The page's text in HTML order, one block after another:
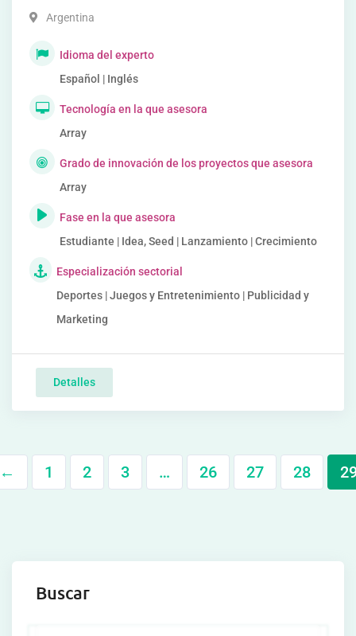
Argentina
Idioma del experto
Español | Inglés
Tecnología en la que asesora
Array
Grado de innovación de los proyectos que asesora
Array
Fase en la que asesora
Estudiante | Idea, Seed | Lanzamiento | Crecimiento
Especialización sectorial
Deportes | Juegos y Entretenimiento | Publicidad y
Marketing
Detalles
1 2 3 … 26 27 28
Buscar